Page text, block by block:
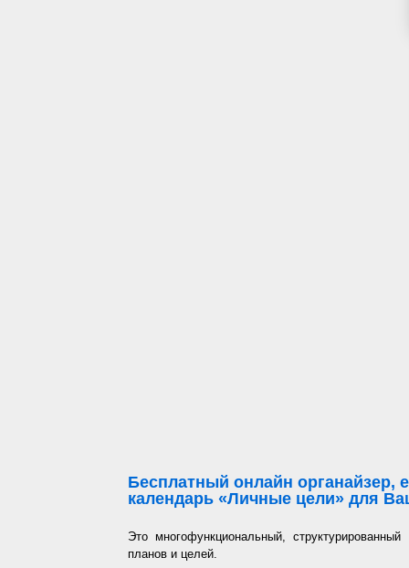
Бесплатный онлайн органайзер,
календарь «Личные цели» для
Это многофункциональный,
планов и целей.